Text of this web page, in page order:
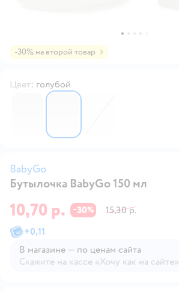
-30% на второй товар
Цвет: голубой
6610210
6610211
BabyGo
Бутылочка BabyGo 150 мл
10,70 р. −30%
15,30 р.
+0,11
В магазине — по ценам сайта
Скажите на кассе «Хочу как на сайте»